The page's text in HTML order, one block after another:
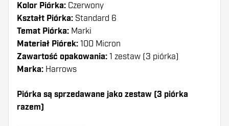
Kolor Piórka: Czerwony
Kształt Piórka: Standard 6
Temat Piórka: Marki
Materiał Piórek: 100 Micron
Zawartość opakowania: 1 zestaw (3 piórka)
Marka: Harrows
Piórka są sprzedawane jako zestaw (3 piórka
razem)